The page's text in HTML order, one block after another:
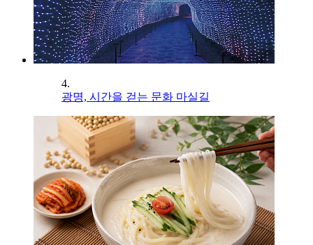
4.
광명, 시간을 걷는 문화 마실길